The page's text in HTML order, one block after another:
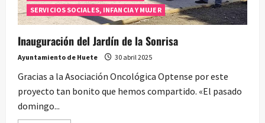
SERVICIOS SOCIALES, INFANCIA Y MUJER
Inauguración del Jardín de la Sonrisa
Ayuntamiento de Huete 30 abril 2025
Gracias a la Asociación Oncológica Optense por este
proyecto tan bonito que hemos compartido. «El pasado
domingo...